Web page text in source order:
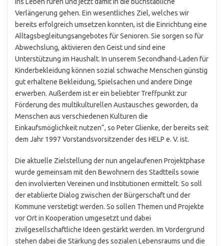
ins Leben rufen und jetzt damit in die buchstäbliche
Verlängerung gehen. Ein wesentliches Ziel, welches wir
bereits erfolgreich umsetzen konnten, ist die Einrichtung eine
Alltagsbegleitungsangebotes für Senioren. Sie sorgen so für
Abwechslung, aktivieren den Geist und sind eine
Unterstützung im Haushalt. In unserem Secondhand-Laden für
Kinderbekleidung können sozial schwache Menschen günstig
gut erhaltene Bekleidung, Spielsachen und andere Dinge
erwerben. Außerdem ist er ein beliebter Treffpunkt zur
Förderung des multikulturellen Austausches geworden, da
Menschen aus verschiedenen Kulturen die
Einkaufsmöglichkeit nutzen“, so Peter Glienke, der bereits seit
dem Jahr 1997 Vorstandsvorsitzender des HELP e. V. ist.
Die aktuelle Zielstellung der nun angelaufenen Projektphase
wurde gemeinsam mit den Bewohnern des Stadtteils sowie
den involvierten Vereinen und Institutionen ermittelt. So soll
der etablierte Dialog zwischen der Bürgerschaft und der
Kommune verstetigt werden. So sollen Themen und Projekte
vor Ort in Kooperation umgesetzt und dabei
zivilgesellschaftliche Ideen gestärkt werden. Im Vordergrund
stehen dabei die Stärkung des sozialen Lebensraums und die